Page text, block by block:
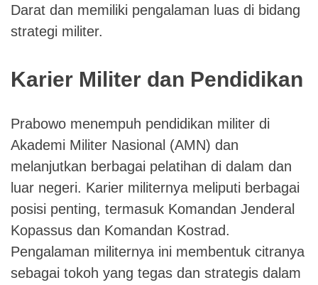
Darat dan memiliki pengalaman luas di bidang
strategi militer.
Karier Militer dan Pendidikan
Prabowo menempuh pendidikan militer di
Akademi Militer Nasional (AMN) dan
melanjutkan berbagai pelatihan di dalam dan
luar negeri. Karier militernya meliputi berbagai
posisi penting, termasuk Komandan Jenderal
Kopassus dan Komandan Kostrad.
Pengalaman militernya ini membentuk citranya
sebagai tokoh yang tegas dan strategis dalam